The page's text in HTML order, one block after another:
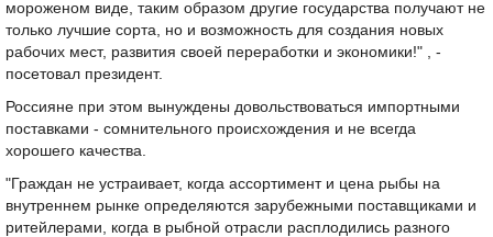
мороженом виде, таким образом другие государства получают не
только лучшие сорта, но и возможность для создания новых
рабочих мест, развития своей переработки и экономики!" , -
посетовал президент.
Россияне при этом вынуждены довольствоваться импортными
поставками - сомнительного происхождения и не всегда
хорошего качества.
"Граждан не устраивает, когда ассортимент и цена рыбы на
внутреннем рынке определяются зарубежными поставщиками и
ритейлерами, когда в рыбной отрасли расплодились разного